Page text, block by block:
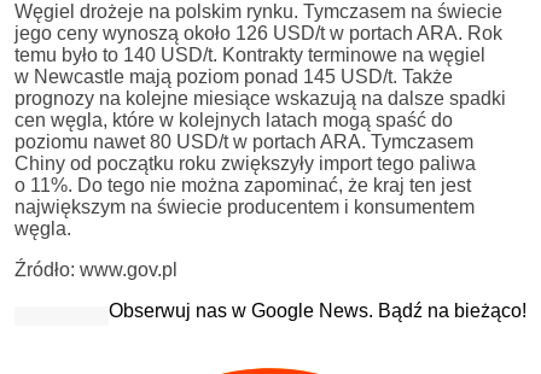
Węgiel drożeje na polskim rynku. Tymczasem na świecie
jego ceny wynoszą około 126 USD/t w portach ARA. Rok
temu było to 140 USD/t. Kontrakty terminowe na węgiel
w Newcastle mają poziom ponad 145 USD/t. Także
prognozy na kolejne miesiące wskazują na dalsze spadki
cen węgla, które w kolejnych latach mogą spaść do
poziomu nawet 80 USD/t w portach ARA. Tymczasem
Chiny od początku roku zwiększyły import tego paliwa
o 11%. Do tego nie można zapominać, że kraj ten jest
największym na świecie producentem i konsumentem
węgla.
Źródło: www.gov.pl
Obserwuj nas w Google News. Bądź na bieżąco!